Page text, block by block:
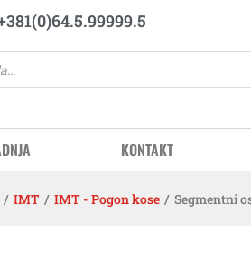
KONTAKT
/ IMT / IMT - Pogon kose / Segmentni